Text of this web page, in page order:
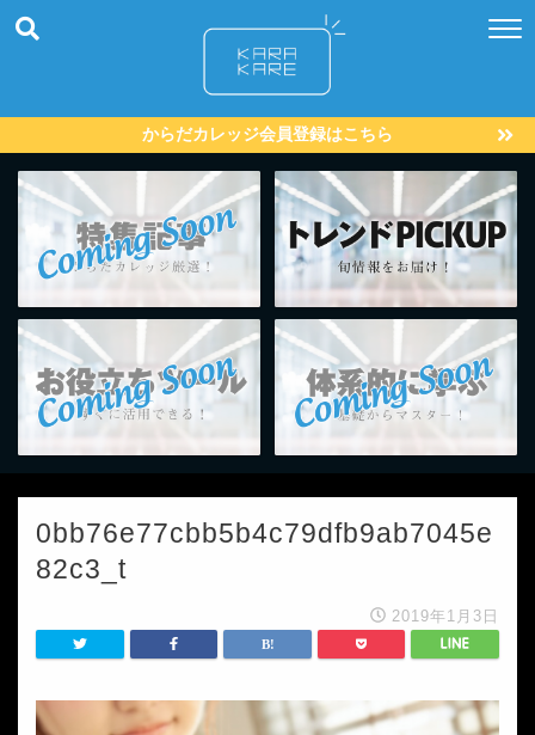
からだカレッジ会員登録はこちら
0bb76e77cbb5b4c79dfb9ab7045e
82c3_t
2019年1月3日